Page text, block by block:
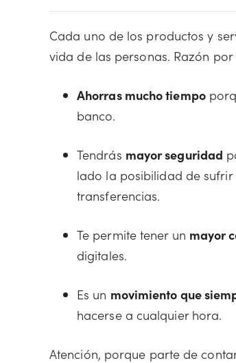
Cada uno de los productos y
vida de las personas. Razón
Ahorras mucho tiempo
banco.
Tendrás mayor seguridad
lado la posibilidad de
transferencias.
Te permite tener un mayor
digitales.
Es un movimiento que
hacerse a cualquier hora.
Atención, porque parte de